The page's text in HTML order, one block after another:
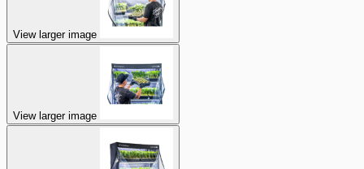
View larger image
View larger image